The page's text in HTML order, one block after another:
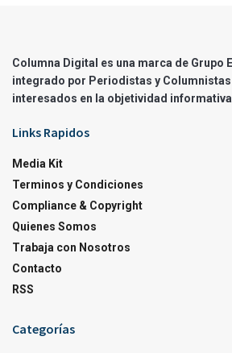
Columna Digital es una marca de Grupo
integrado por Periodistas y
interesados en la objetividad
Links Rapidos
Media Kit
Terminos y Condiciones
Compliance & Copyright
Quienes Somos
Trabaja con Nosotros
Contacto
RSS
Categorías